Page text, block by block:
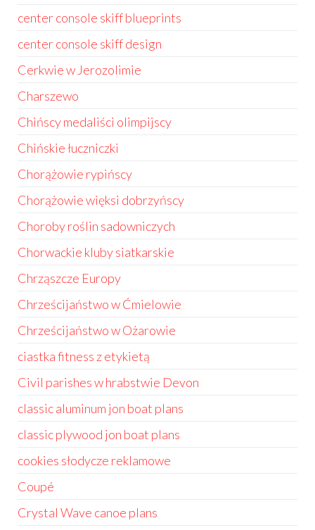
center console skiff blueprints
center console skiff design
Cerkwie w Jerozolimie
Charszewo
Chińscy medaliści olimpijscy
Chińskie łuczniczki
Chorążowie rypińscy
Chorążowie więksi dobrzyńscy
Choroby roślin sadowniczych
Chorwackie kluby siatkarskie
Chrząszcze Europy
Chrześcijaństwo w Ćmielowie
Chrześcijaństwo w Ożarowie
ciastka fitness z etykietą
Civil parishes w hrabstwie Devon
classic aluminum jon boat plans
classic plywood jon boat plans
cookies słodycze reklamowe
Coupé
Crystal Wave canoe plans